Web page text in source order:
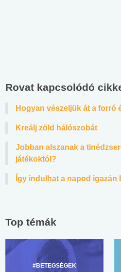
Rovat kapcsolódó
Hogyan vészeljük át a forró
Kreálj zöld hálószobát
Jobban alszanak a
játékoktól?
Így indulhat a napod igazán
Top témák
#BETEGSÉGEK